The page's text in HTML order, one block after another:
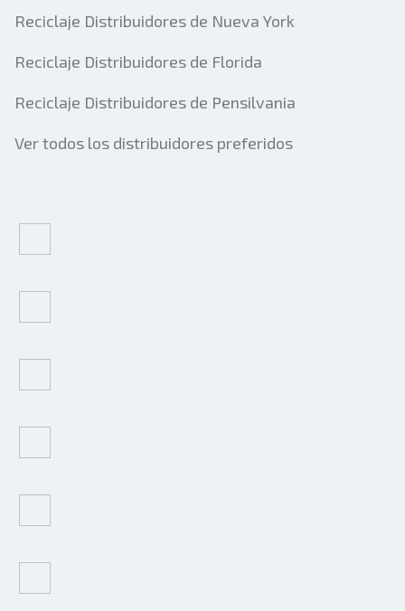
Reciclaje Distribuidores de Nueva York
Reciclaje Distribuidores de Florida
Reciclaje Distribuidores de Pensilvania
Ver todos los distribuidores preferidos